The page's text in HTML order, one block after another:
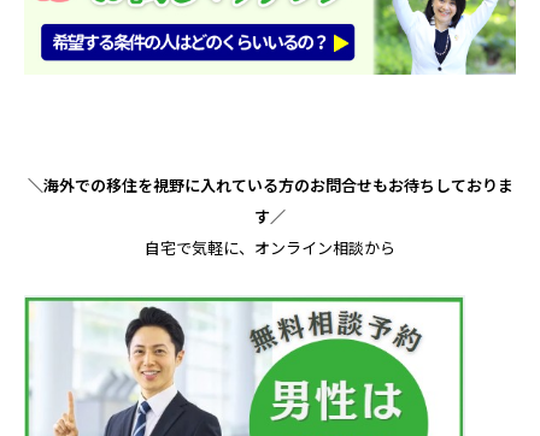
＼海外での移住を視野に入れている方のお問合せもお待ちしておりま
す／
自宅で気軽に、オンライン相談から